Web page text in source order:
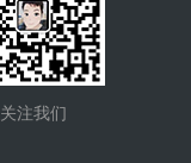
关注我们